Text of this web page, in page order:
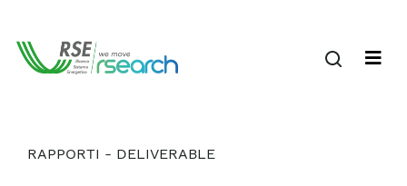
RAPPORTI - DELIVERABLE